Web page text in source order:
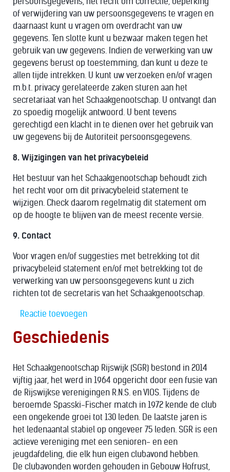
of verwijdering van uw persoonsgegevens te vragen en
daarnaast kunt u vragen om overdracht van uw
gegevens. Ten slotte kunt u bezwaar maken tegen het
gebruik van uw gegevens. Indien de verwerking van uw
gegevens berust op toestemming, dan kunt u deze te
allen tijde intrekken. U kunt uw verzoeken en/of vragen
m.b.t. privacy gerelateerde zaken sturen aan het
secretariaat van het Schaakgenootschap. U ontvangt dan
zo spoedig mogelijk antwoord. U bent tevens
gerechtigd een klacht in te dienen over het gebruik van
uw gegevens bij de Autoriteit persoonsgegevens.
8. Wijzigingen van het privacybeleid
Het bestuur van het Schaakgenootschap behoudt zich
het recht voor om dit privacybeleid statement te
wijzigen. Check daarom regelmatig dit statement om
op de hoogte te blijven van de meest recente versie.
9. Contact
Voor vragen en/of suggesties met betrekking tot dit
privacybeleid statement en/of met betrekking tot de
verwerking van uw persoonsgegevens kunt u zich
richten tot de secretaris van het Schaakgenootschap.
Reactie toevoegen
Geschiedenis
Het Schaakgenootschap Rijswijk (SGR) bestond in 2014
vijftig jaar, het werd in 1964 opgericht door een fusie van
de Rijswijkse verenigingen R.N.S. en VIOS. Tijdens de
beroemde Spasski-Fischer match in 1972 kende de club
een ongekende groei tot 130 leden. De laatste jaren is
het ledenaantal stabiel op ongeveer 75 leden. SGR is een
actieve vereniging met een senioren- en een
jeugdafdeling, die elk hun eigen clubavond hebben.
De clubavonden worden gehouden in Gebouw Hofrust,